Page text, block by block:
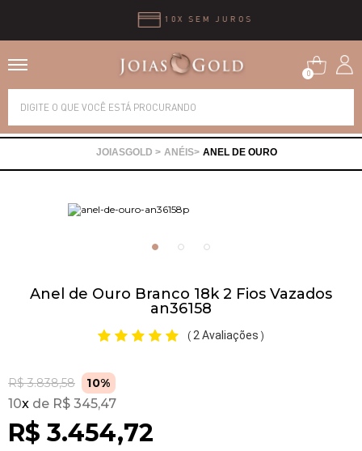
10X SEM JUROS
0
ANÉIS ANEL DE OURO
Anel de Ouro Branco 18k 2 Fios Vazados
an36158
( 2 Avaliações )
R$ 3.838,58 10%
R$ 3.454,72
10x R$ 345,47
Alianças
Brincos
Pulseiras